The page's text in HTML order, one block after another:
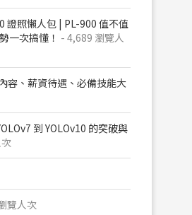
照懶人包​ | PL-900 值不值
一次搞懂​！ - 4,689 瀏覽人
容、薪資待遇、必備技能大
到 YOLOv10 的突破與
覽人次